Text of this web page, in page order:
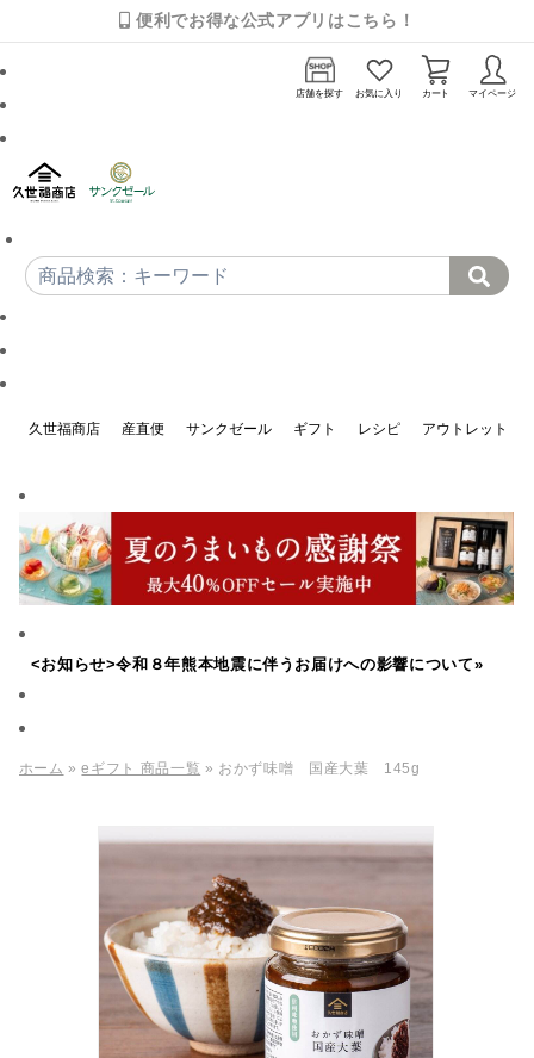
便利でお得な公式アプリはこちら！
店舗を探す お気に入り カート マイページ
久世福商店 産直便 サンクゼール ギフト レシピ アウトレット
<お知らせ>令和８年熊本地震に伴うお届けへの影響について»
ホーム »eギフト 商品一覧 » おかず味噌 国産大葉 145g